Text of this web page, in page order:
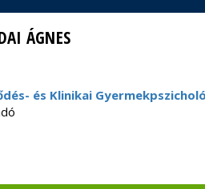
ÁGNES
és Klinikai